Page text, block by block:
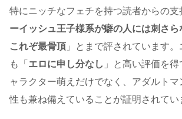
特にニッチなフェチを持つ読者からの支
ーイッシュ王子様系が癖の人には刺さら
これぞ最骨頂 」とまで評されています
も「 エロに申し分なし 」と高い評価を
ャラクター萌えだけでなく、アダルトマ
性も兼ね備えていることが証明されてい